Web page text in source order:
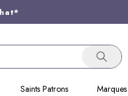
!
Saints Patrons Marques